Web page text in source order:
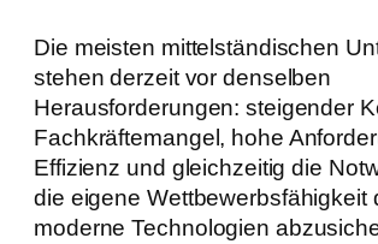
Die meisten mittelständischen
stehen derzeit vor denselben
Herausforderungen: steigender
Fachkräftemangel, hohe
Effizienz und gleichzeitig die
die eigene Wettbewerbsfähigkeit
moderne Technologien